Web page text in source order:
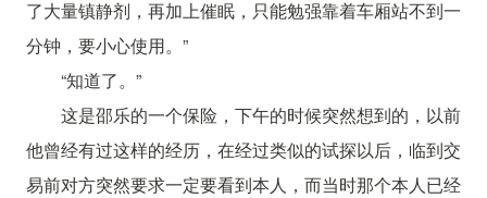
了大量镇静剂，再加上催眠，只能勉强靠着车厢站不到一
分钟，要小心使用。”
“知道了。”
这是邵乐的一个保险，下午的时候突然想到的，以前
他曾经有过这样的经历，在经过类似的试探以后，临到交
易前对方突然要求一定要看到本人，而当时那个本人已经